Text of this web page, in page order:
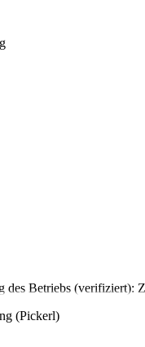
des Betriebs (verifiziert):
(Pickerl)